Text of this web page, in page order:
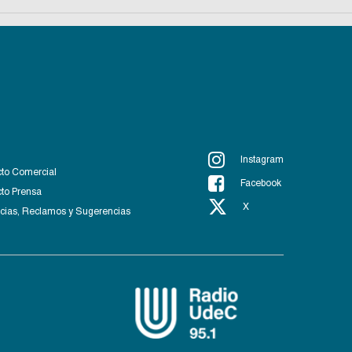
Comercial
Prensa
Reclamos y Sugerencias
Instagram
Facebook
X